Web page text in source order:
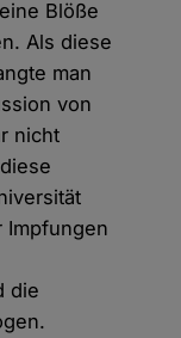
Blöße
Als diese
man
von
nicht
Impfungen
die